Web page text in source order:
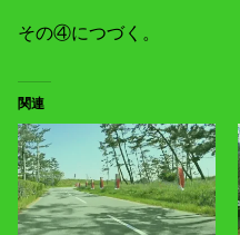
その④につづく。
関連